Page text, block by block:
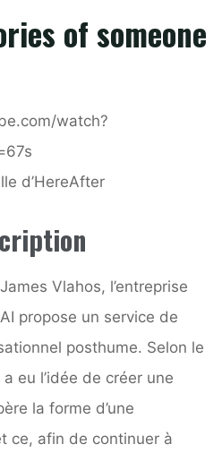
of someone
watch?
d’HereAfter
Vlahos, l’entreprise
propose un service de
posthume. Selon le
eu l’idée de créer une
la forme d’une
ce, afin de continuer à